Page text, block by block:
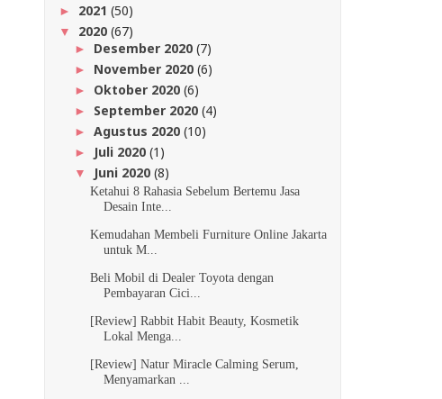
► 2021 (50)
▼ 2020 (67)
► Desember 2020 (7)
► November 2020 (6)
► Oktober 2020 (6)
► September 2020 (4)
► Agustus 2020 (10)
► Juli 2020 (1)
▼ Juni 2020 (8)
Ketahui 8 Rahasia Sebelum Bertemu Jasa
Desain Inte...
Kemudahan Membeli Furniture Online Jakarta
untuk M...
Beli Mobil di Dealer Toyota dengan
Pembayaran Cici...
[Review] Rabbit Habit Beauty, Kosmetik
Lokal Menga...
[Review] Natur Miracle Calming Serum,
Menyamarkan ...